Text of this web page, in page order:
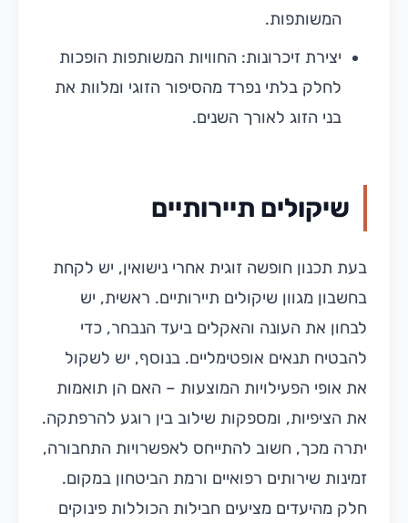
המשותפות.
יצירת זיכרונות: החוויות המשותפות הופכות
לחלק בלתי נפרד מהסיפור הזוגי ומלוות את
בני הזוג לאורך השנים.
שיקולים תיירותיים
בעת תכנון חופשה זוגית אחרי נישואין, יש לקחת
בחשבון מגוון שיקולים תיירותיים. ראשית, יש
לבחון את העונה והאקלים ביעד הנבחר, כדי
להבטיח תנאים אופטימליים. בנוסף, יש לשקול
את אופי הפעילויות המוצעות – האם הן תואמות
את הציפיות, ומספקות שילוב בין רוגע להרפתקה.
יתרה מכך, חשוב להתייחס לאפשרויות התחבורה,
זמינות שירותים רפואיים ורמת הביטחון במקום.
חלק מהיעדים מציעים חבילות הכוללות פינוקים